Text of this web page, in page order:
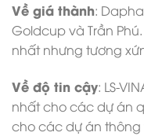
Về giá thành:
Goldcup và Trần
nhất nhưng tương
Về độ tin cậy: LS-
nhất cho các dự án
cho các dự án